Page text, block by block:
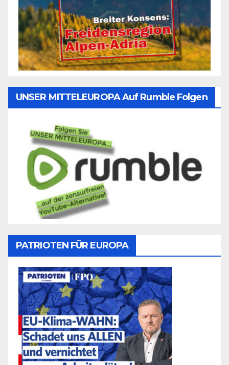
UNSER MITTELEUROPA Auf Rumble Folgen
PATRIOTEN FÜR EUROPA